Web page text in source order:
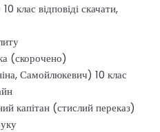
клас відповіді скачати,
(скорочено)
Самойлюкевич) 10 клас
капітан (стислий переказ)